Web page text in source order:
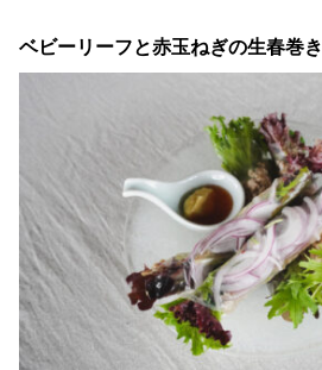
ベビーリーフと赤玉ねぎの生春巻き